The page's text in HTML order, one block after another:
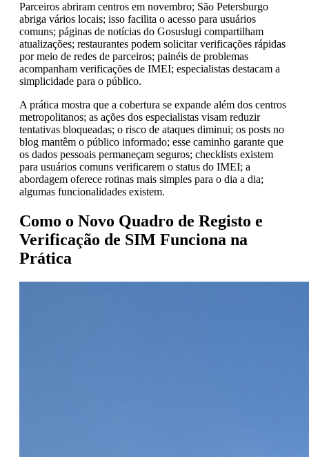
Parceiros abriram centros em novembro; São Petersburgo
abriga vários locais; isso facilita o acesso para usuários
comuns; páginas de notícias do Gosuslugi compartilham
atualizações; restaurantes podem solicitar verificações rápidas
por meio de redes de parceiros; painéis de problemas
acompanham verificações de IMEI; especialistas destacam a
simplicidade para o público.
A prática mostra que a cobertura se expande além dos centros
metropolitanos; as ações dos especialistas visam reduzir
tentativas bloqueadas; o risco de ataques diminui; os posts no
blog mantêm o público informado; esse caminho garante que
os dados pessoais permaneçam seguros; checklists existem
para usuários comuns verificarem o status do IMEI; a
abordagem oferece rotinas mais simples para o dia a dia;
algumas funcionalidades existem.
Como o Novo Quadro de Registo e
Verificação de SIM Funciona na
Prática